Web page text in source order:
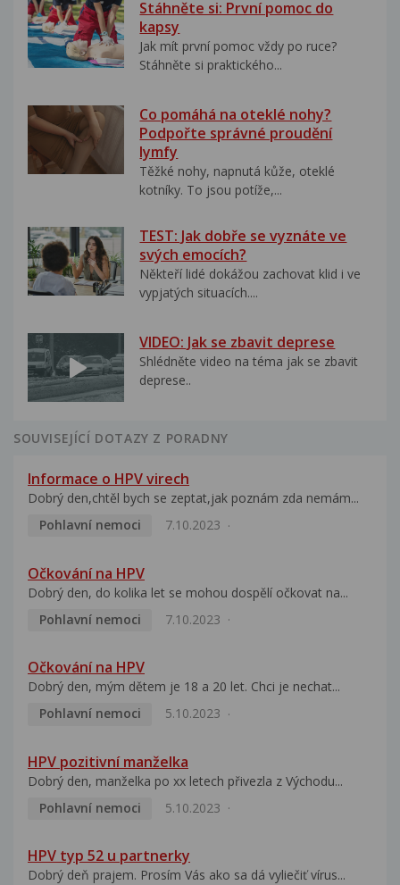
Stáhněte si: První pomoc do
kapsy
Jak mít první pomoc vždy po ruce?
Stáhněte si praktického...
Co pomáhá na oteklé nohy?
Podpořte správné proudění
lymfy
Těžké nohy, napnutá kůže, oteklé
kotníky. To jsou potíže,...
TEST: Jak dobře se vyznáte ve
svých emocích?
Někteří lidé dokážou zachovat klid i ve
vypjatých situacích....
VIDEO: Jak se zbavit deprese
Shlédněte video na téma jak se zbavit
deprese..
SOUVISEJÍCÍ DOTAZY Z PORADNY
Informace o HPV virech
Dobrý den,chtěl bych se zeptat,jak poznám zda nemám...
Pohlavní nemoci
7.10.2023
Očkování na HPV
Dobrý den, do kolika let se mohou dospělí očkovat na...
Pohlavní nemoci
7.10.2023
Očkování na HPV
Dobrý den, mým dětem je 18 a 20 let. Chci je nechat...
Pohlavní nemoci
5.10.2023
HPV pozitivní manželka
Dobrý den, manželka po xx letech přivezla z Východu...
Pohlavní nemoci
5.10.2023
HPV typ 52 u partnerky
Dobrý deň prajem. Prosím Vás ako sa dá vyliečiť vírus...